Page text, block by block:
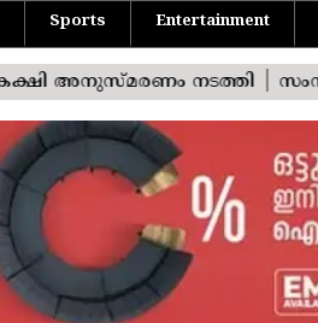
Sports Entertainment